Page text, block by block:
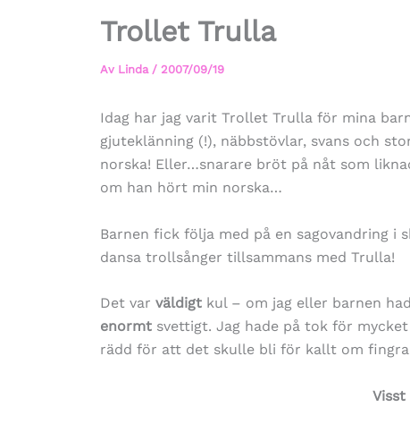
Trollet Trulla
Av Linda / 2007/09/19
Idag har jag varit Trollet Trulla för mina
gjuteklänning (!), näbbstövlar, svans och
norska! Eller…snarare bröt på nåt som
om han hört min norska…
Barnen fick följa med på en sagovandring i
dansa trollsånger tillsammans med Trulla!
Det var väldigt kul – om jag eller barnen
enormt svettigt. Jag hade på tok för
rädd för att det skulle bli för kallt om
Visst